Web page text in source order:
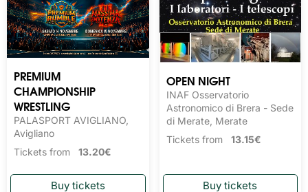
PREMIUM
CHAMPIONSHIP
WRESTLING
PALASPORT AVIGLIANO,
Avigliano
Tickets from 13.20€
OPEN NIGHT
INAF Osservatorio
Astronomico di Brera - Sede
di Merate, Merate
Tickets from 13.15€